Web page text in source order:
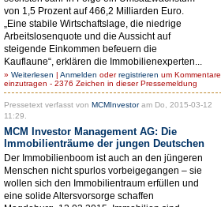
von 1,5 Prozent auf 466,2 Milliarden Euro.
„Eine stabile Wirtschaftslage, die niedrige
Arbeitslosenquote und die Aussicht auf
steigende Einkommen befeuern die
Kauflaune“, erklären die Immobilienexperten...
» Weiterlesen | Anmelden oderregistrieren um Kommentare
einzutragen - 2376 Zeichen in dieser Pressemeldung
Pressetext verfasst von MCMInvestoram Do, 2015-03-12
11:29.
MCM Investor Management AG: Die
Immobilienträume der jungen Deutschen
Der Immobilienboom ist auch an den jüngeren
Menschen nicht spurlos vorbeigegangen – sie
wollen sich den Immobilientraum erfüllen und
eine solide Altersvorsorge schaffen